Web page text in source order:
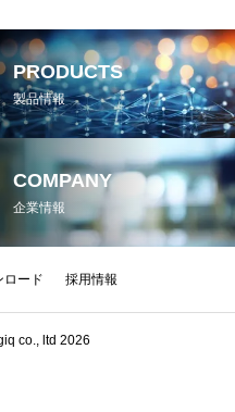
PRODUCTS
製品情報
COMPANY
企業情報
ロード 採用情報
co., ltd 2026